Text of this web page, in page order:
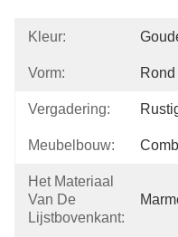
Kleur:
Vorm: Rond
Vergadering:
Meubelbouw:
Het Materiaal
Van De
Lijstbovenkant: